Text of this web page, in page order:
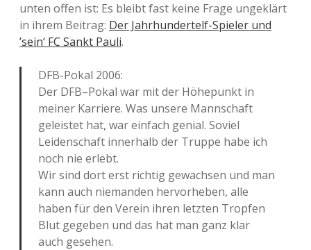
unten offen ist: Es bleibt fast keine Frage ungeklärt
in ihrem Beitrag: Der Jahrhundertelf-Spieler und
’sein‘ FC Sankt Pauli.
DFB-Pokal 2006:
Der DFB–Pokal war mit der Höhepunkt in
meiner Karriere. Was unsere Mannschaft
geleistet hat, war einfach genial. Soviel
Leidenschaft innerhalb der Truppe habe ich
noch nie erlebt.
Wir sind dort erst richtig gewachsen und man
kann auch niemanden hervorheben, alle
haben für den Verein ihren letzten Tropfen
Blut gegeben und das hat man ganz klar
auch gesehen.